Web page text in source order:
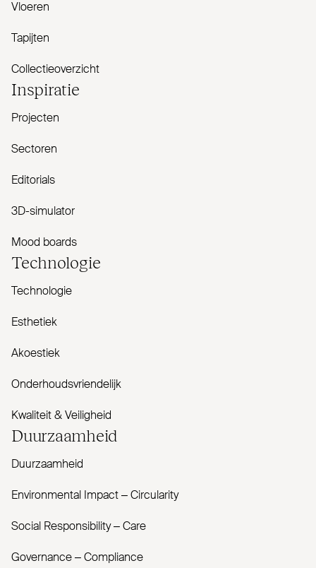
Vloeren
Tapijten
Collectieoverzicht
Inspiratie
Projecten
Sectoren
Editorials
3D-simulator
Mood boards
Tech­nologie
Technologie
Esthetiek
Akoestiek
Onderhoudsvriendelijk
Kwaliteit & Veiligheid
Duur­zaamheid
Duurzaamheid
Envi­ronmental Impact – Cir­cularity
Social Responsibility – Care
Governance – Com­pliance